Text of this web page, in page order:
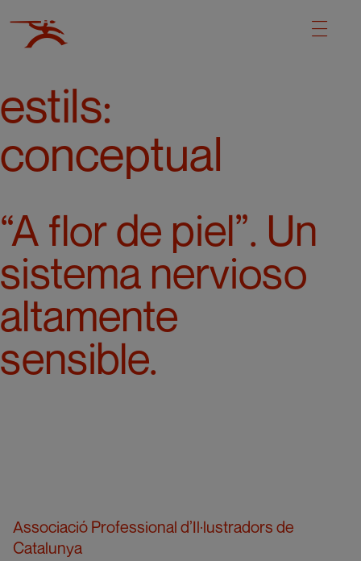
estils:
conceptual
“A flor de piel”. Un
sistema nervioso
altamente
sensible.
Associació Professional d’Il·lustradors de
Catalunya